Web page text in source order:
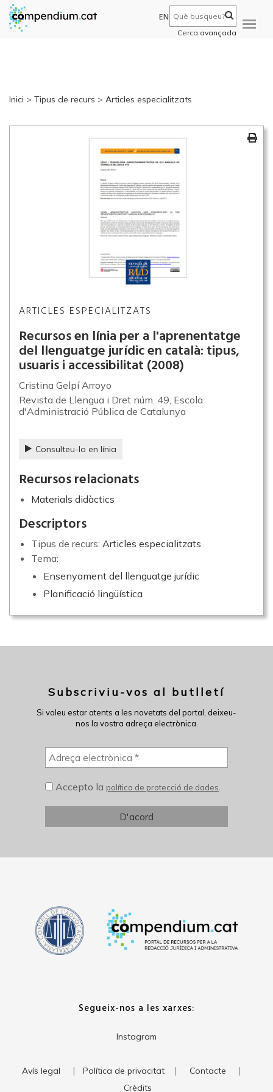
EN
Cerca avançada
Inici > Tipus de recurs > Articles especialitzats
ARTICLES ESPECIALITZATS
Recursos en línia per a l'aprenentatge
del llenguatge jurídic en català: tipus,
usuaris i accessibilitat (2008)
Cristina Gelpí Arroyo
Revista de Llengua i Dret núm. 49, Escola
d'Administració Pública de Catalunya
Consulteu-lo en línia
Recursos relacionats
Materials didàctics
Descriptors
Tipus de recurs: Articles especialitzats
Tema:
Ensenyament del llenguatge jurídic
Planificació lingüística
Subscriviu-vos al butlletí
Si voleu estar atents a les novetats del portal, deixeu-
nos la vostra adreça electrònica.
Accepto la política de protecció de dades.
Segueix-nos a les xarxes:
Instagram
Avís legal | Política de privacitat | Contacte |
Crèdits